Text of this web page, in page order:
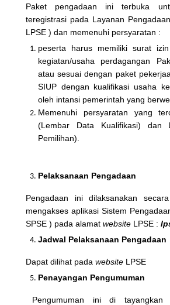
Paket pengadaan ini terbuka
teregistrasi pada Layanan
LPSE ) dan memenuhi persyaratan :
peserta harus memiliki surat
kegiatan/usaha perdagangan
atau sesuai dengan paket
SIUP dengan kualifikasi usaha
oleh intansi pemerintah yang
Memenuhi persyaratan yang
(Lembar Data Kualifikasi) dan
Pemilihan).
Pelaksanaan Pengadaan
Pengadaan ini dilaksanakan
mengakses aplikasi Sistem
SPSE ) pada alamat websiteLPSE :
Jadwal Pelaksanaan Pengadaan
Dapat dilihat pada websiteLPSE
Penayangan Pengumuman
Pengumuman ini di